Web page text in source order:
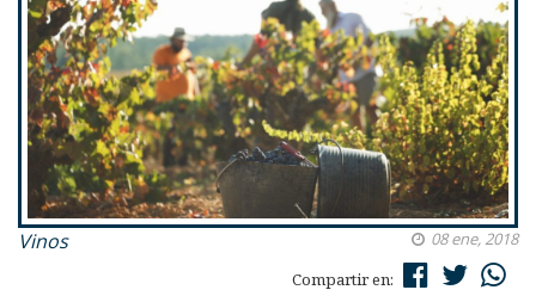
Vinos
08 ene, 2018
Compartir en: